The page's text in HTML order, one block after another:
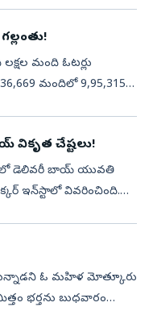
మంది ఓటర్లు
చేష్టలు!
డెలివరీ బాయ్‌ యువతి
ఇన్‌స్టాలో వివరించింది.
ఓ మహిళ మోత్కూరు
భర్తను బుధవారం